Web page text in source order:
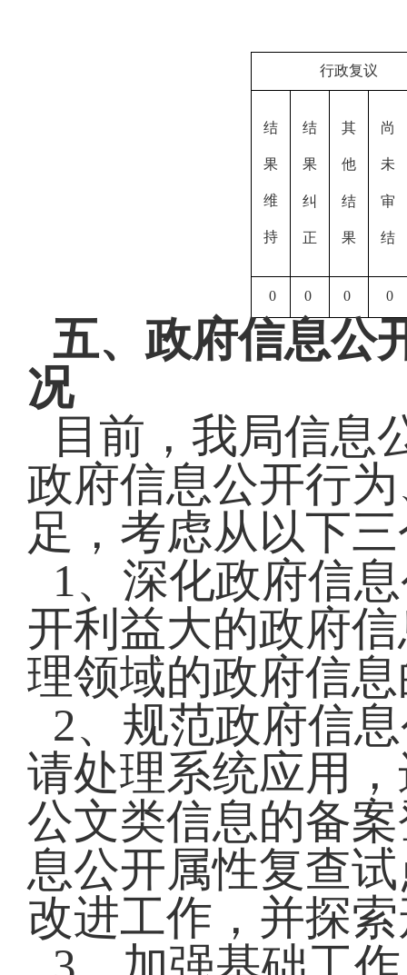
行政复议
结
果
维
持
结
果
纠
正
其
他
结
果
尚
未
审
结
0 0 0 0
五、政府信息公
况
目前，我局信息
政府信息公开行
足，考虑从以下
1、深化政府信
开利益大的政府
理领域的政府信
2、规范政府信
请处理系统应用
公文类信息的备
息公开属性复查
改进工作，并探